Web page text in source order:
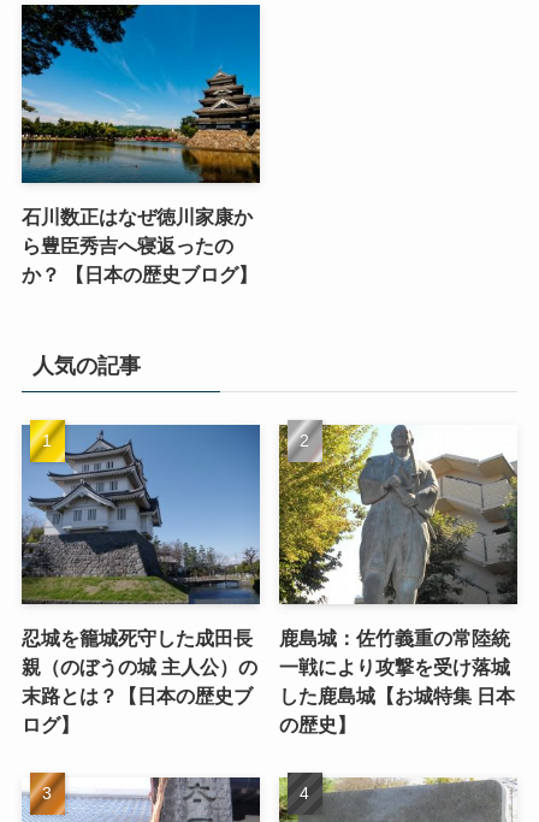
石川数正はなぜ徳川家康か
ら豊臣秀吉へ寝返ったの
か？ 【日本の歴史ブログ】
人気の記事
忍城を籠城死守した成田長
親（のぼうの城 主人公）の
末路とは？【日本の歴史ブ
ログ】
鹿島城：佐竹義重の常陸統
一戦により攻撃を受け落城
した鹿島城【お城特集 日本
の歴史】